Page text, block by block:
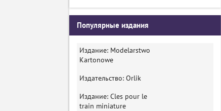
Популярные издания
Издание: Modelarstwo
Kartonowe
Издательство: Orlik
Издание: Cles pour le
train miniature